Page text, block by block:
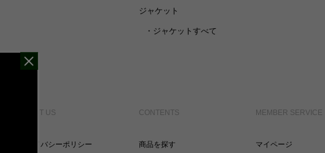
ジャケット
・ ジャケットすべて
ABOUT US
プライバシーポリシー
CONTENTS
商品を探す
MEMBER SERVICE
マイページ